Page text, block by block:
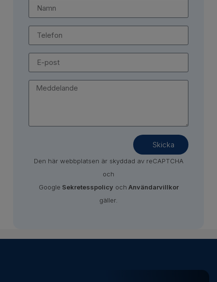
Skicka
Den här webbplatsen är skyddad av reCAPTCHA
och
Google Sekretesspolicy och Användarvillkor
gäller.